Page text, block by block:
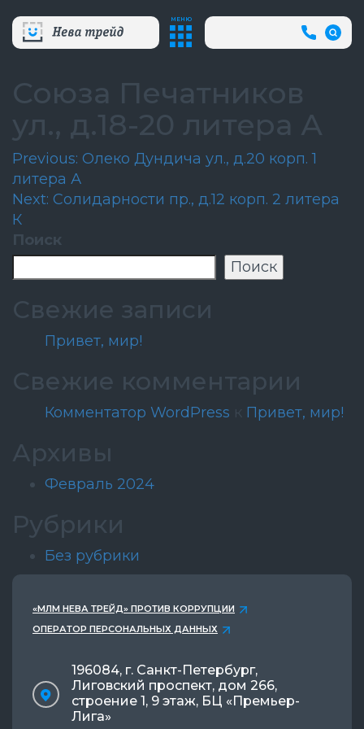
МЕНЮ
+7
(812)
Союза Печатников
ул., д.18-20 литера А
Навигация
по
записям
Previous: Олеко Дундича ул., д.20 корп. 1
литера А
Next: Солидарности пр., д.12 корп. 2 литера
К
Поиск
Поиск
Свежие записи
Привет, мир!
Свежие комментарии
Комментатор WordPress к Привет, мир!
Архивы
Февраль 2024
Рубрики
Без рубрики
«МЛМ НЕВА ТРЕЙД» ПРОТИВ КОРРУПЦИИ
ОПЕРАТОР ПЕРСОНАЛЬНЫХ ДАННЫХ
196084, г. Санкт-Петербург,
Лиговский проспект, дом 266,
строение 1, 9 этаж, БЦ «Премьер-
Лига»